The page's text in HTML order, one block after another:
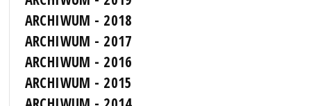
ARCHIWUM - 2018
ARCHIWUM - 2017
ARCHIWUM - 2016
ARCHIWUM - 2015